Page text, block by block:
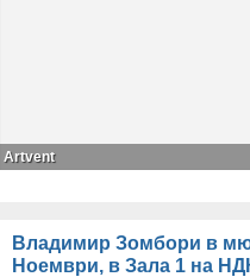
Artvent
Владимир Зомбори в
Ноември, в Зала 1 на